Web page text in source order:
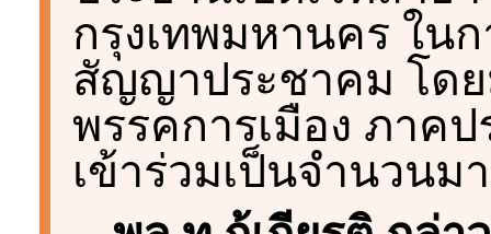
กรุงเทพมหานคร ใน
สัญญาประชาคม โดย
พรรคการเมือง ภาค
เข้าร่วมเป็นจำนวนม